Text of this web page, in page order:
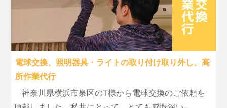
電球交換、照明器具・ライトの取り付け取り外し、高
所作業代行
神奈川県横浜市泉区のT様から電球交換のご依頼を